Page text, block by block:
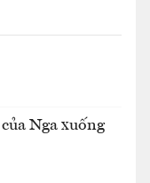
Nga xuống